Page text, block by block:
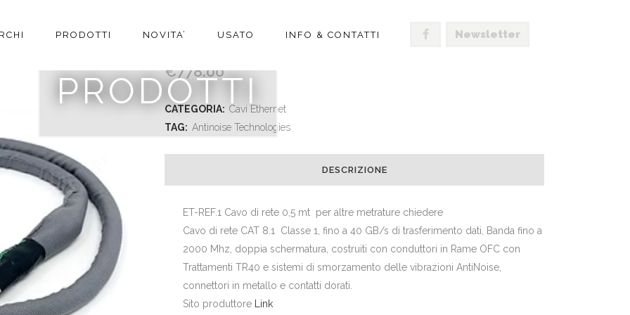
Newsletter
PRODOTTI NOVITA’ USATO INFO & CONTATTI
PRODOTTI
€778.00
CATEGORIA: Cavi Ethernet
TAG: Antinoise Technologies
DESCRIZIONE
ET-REF.1 Cavo di rete 0,5 mt per altre metrature chiedere
Cavo di rete CAT 8.1 Classe 1, fino a 40 GB/s di trasferimento dati, Banda fino a
2000 Mhz, doppia schermatura, costruiti con conduttori in Rame OFC con
Trattamenti TR40 e sistemi di smorzamento delle vibrazioni AntiNoise,
connettori in metallo e contatti dorati.
Sito produttore
Link